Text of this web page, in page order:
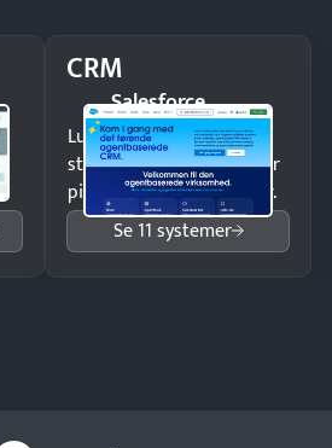
CRM
Salesforce
Luk flere salg med et
struktureret overblik over
pipeline og opfølgninger.
Se 11 systemer